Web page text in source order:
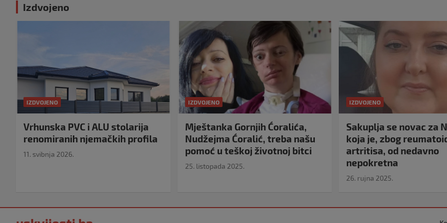
Izdvojeno
IZDVOJENO
Vrhunska PVC i ALU stolarija
renomiranih njemačkih profila
11. svibnja 2026.
IZDVOJENO
Mještanka Gornjih Ćoralića,
Nudžejma Ćoralić, treba našu
pomoć u teškoj životnoj bitci
25. listopada 2025.
IZDVOJENO
Sakuplja se novac za
koja je, zbog
artritisa, od nedavno
nepokretna
26. rujna 2025.